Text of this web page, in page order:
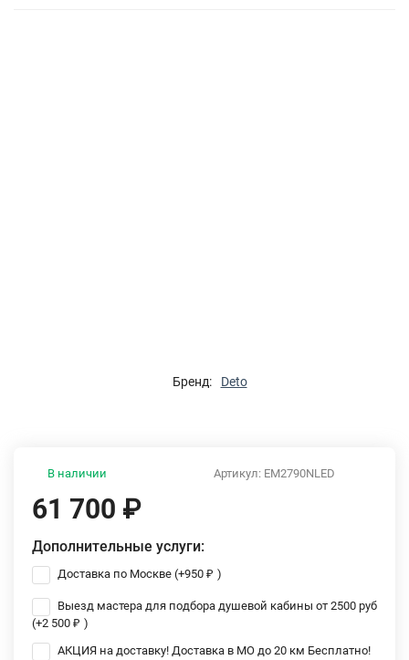
Бренд: Deto
Артикул: EM2790NLED
В наличии
61 700 ₽
Дополнительные услуги:
Доставка по Москве (+950 ₽ )
Выезд мастера для подбора душевой кабины от 2500 руб
(+2 500 ₽ )
АКЦИЯ на доставку! Доставка в МО до 20 км Бесплатно!